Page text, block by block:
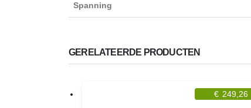
Spanning
GERELATEERDE PRODUCTEN
€ 249,26